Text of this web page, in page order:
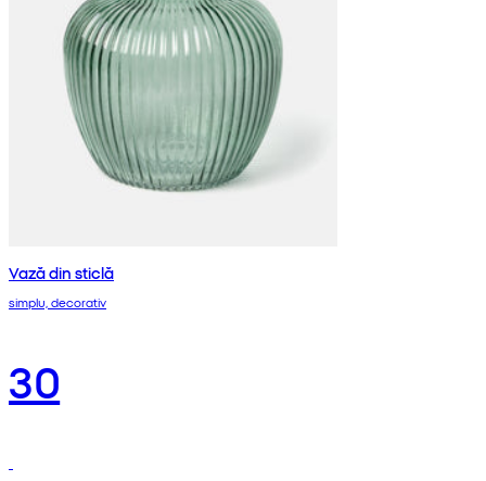
Vază din sticlă
simplu, decorativ
30